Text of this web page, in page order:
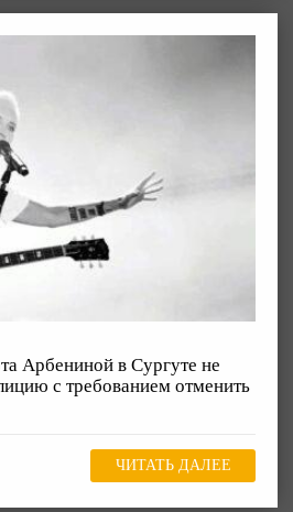
Арбениной в Сургуте не
с требованием отменить
ЧИТАТЬ ДАЛЕЕ